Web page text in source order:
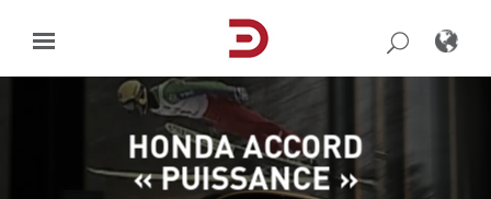
content
HONDA ACCORD
« PUISSANCE »